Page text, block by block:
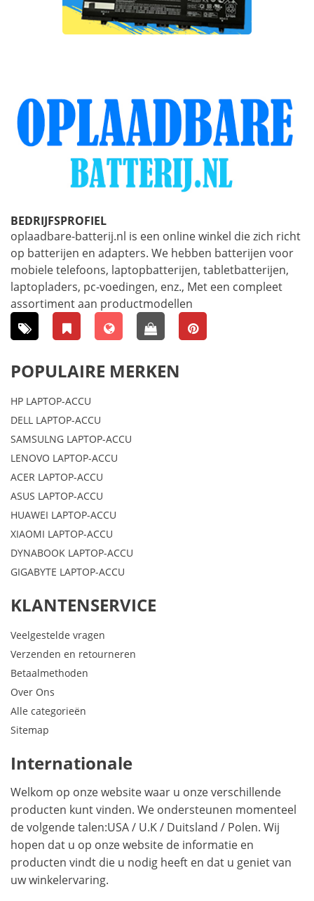
BEDRIJFSPROFIEL
oplaadbare-batterij.nl is een online winkel die zich richt
op batterijen en adapters. We hebben batterijen voor
mobiele telefoons, laptopbatterijen, tabletbatterijen,
laptopladers, pc-voedingen, enz., Met een compleet
assortiment aan productmodellen
POPULAIRE MERKEN
HP LAPTOP-ACCU
DELL LAPTOP-ACCU
SAMSULNG LAPTOP-ACCU
LENOVO LAPTOP-ACCU
ACER LAPTOP-ACCU
ASUS LAPTOP-ACCU
HUAWEI LAPTOP-ACCU
XIAOMI LAPTOP-ACCU
DYNABOOK LAPTOP-ACCU
GIGABYTE LAPTOP-ACCU
KLANTENSERVICE
Veelgestelde vragen
Verzenden en retourneren
Betaalmethoden
Over Ons
Alle categorieën
Sitemap
Internationale
Welkom op onze website waar u onze verschillende
producten kunt vinden. We ondersteunen momenteel
de volgende talen:USA/ U.K/ Duitsland / Polen. Wij
hopen dat u op onze website de informatie en
producten vindt die u nodig heeft en dat u geniet van
uw winkelervaring.